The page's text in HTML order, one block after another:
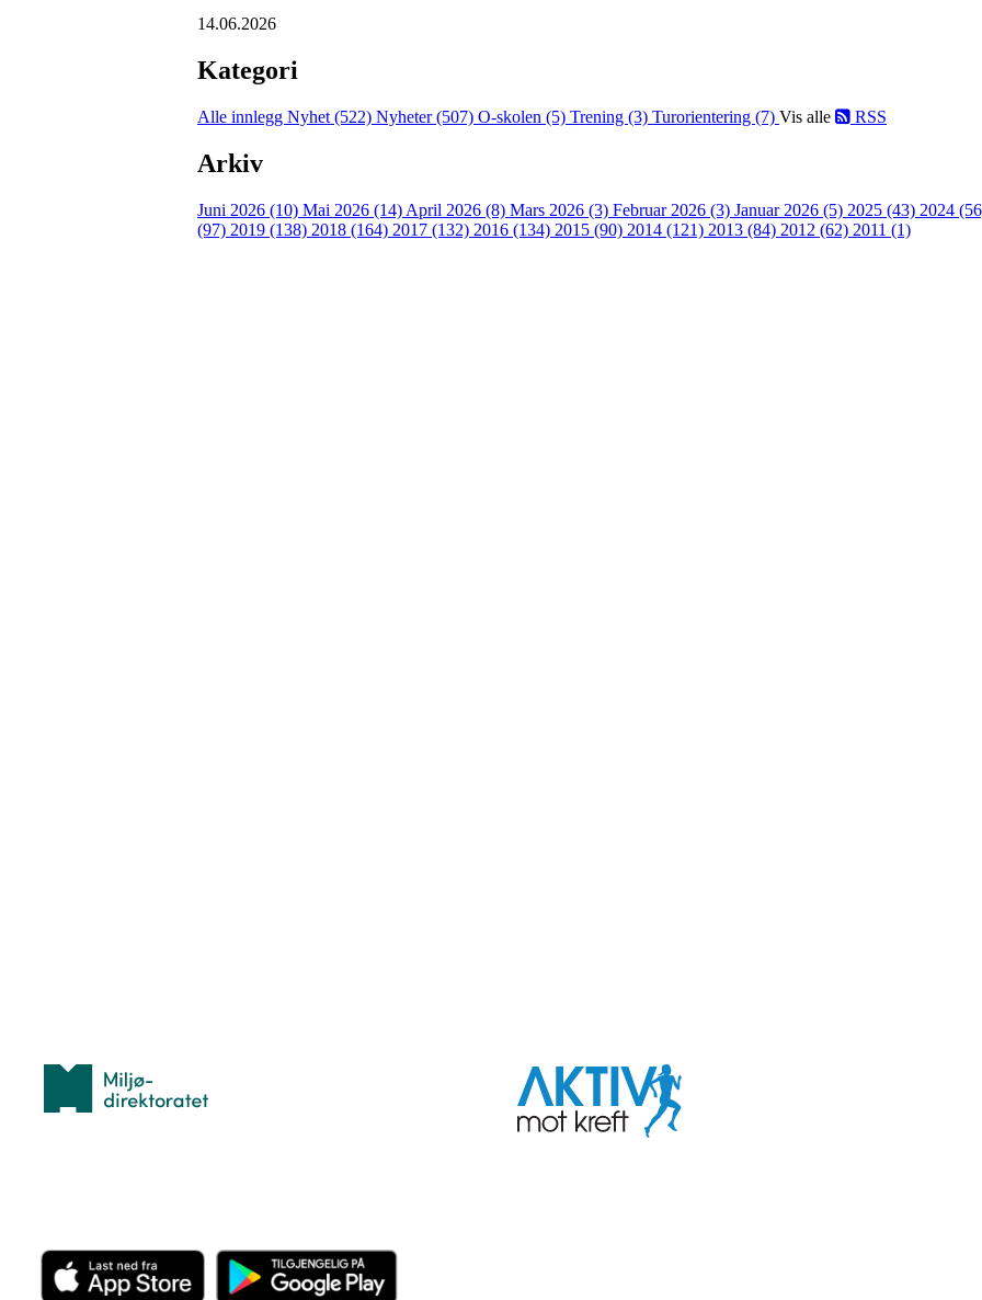
14.06.2026
Kategori
Alle innlegg Nyhet (522) Nyheter (507) O-skolen (5) Trening (3) Turorientering (7) Vis alle RSS
Arkiv
Juni 2026 (10) Mai 2026 (14) April 2026 (8) Mars 2026 (3) Februar 2026 (3) Januar 2026 (5) 2025 (43) 2024
(97) 2019 (138) 2018 (164) 2017 (132) 2016 (134) 2015 (90) 2014 (121) 2013 (84) 2012 (62) 2011 (1)